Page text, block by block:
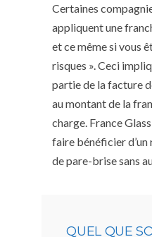
Certaines
appliquent une
et ce même si vous
risques ». Ceci
partie de la facture
au montant de la
charge. France
faire bénéficier
de pare-brise sans
QUEL QUE